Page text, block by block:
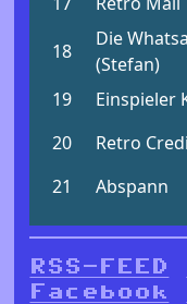
RSS-FEED
Facebook